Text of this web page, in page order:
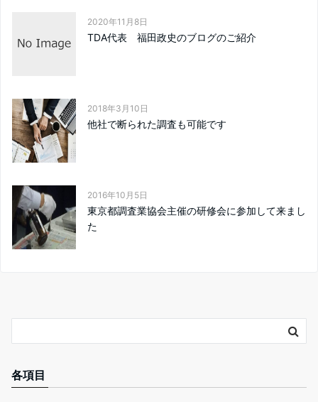
2020年11月8日
TDA代表 福田政史のブログのご紹介
2018年3月10日
他社で断られた調査も可能です
2016年10月5日
東京都調査業協会主催の研修会に参加して来まし
た
各項目